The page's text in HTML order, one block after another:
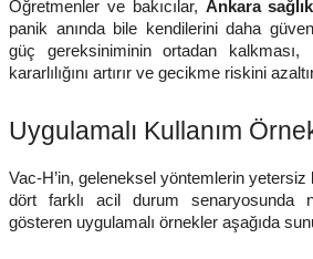
Öğretmenler ve bakıcılar, Ankara
panik anında bile kendilerini daha
güç gereksiniminin ortadan kalkması,
kararlılığını artırır ve gecikme riskini
Uygulamalı Kullanım
Vac-H’in, geleneksel yöntemlerin yetersiz
dört farklı acil durum senaryosunda
gösteren uygulamalı örnekler aşağıda